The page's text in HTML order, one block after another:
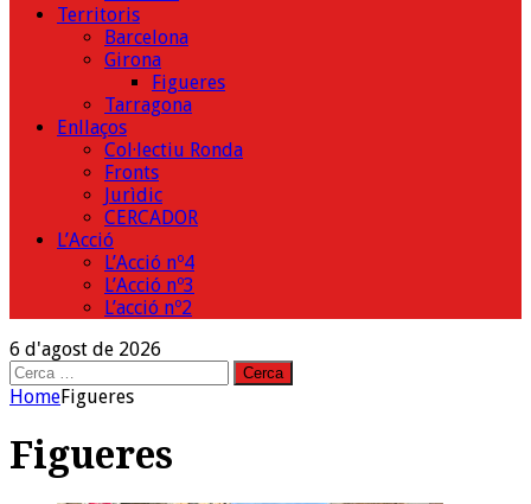
Territoris
Barcelona
Girona
Figueres
Tarragona
Enllaços
Col·lectiu Ronda
Fronts
Jurìdic
CERCADOR
L’Acció
L’Acció nº4
L’Acció nº3
L’acció nº2
6 d'agost de 2026
Cerca:
HomeFigueres
Figueres